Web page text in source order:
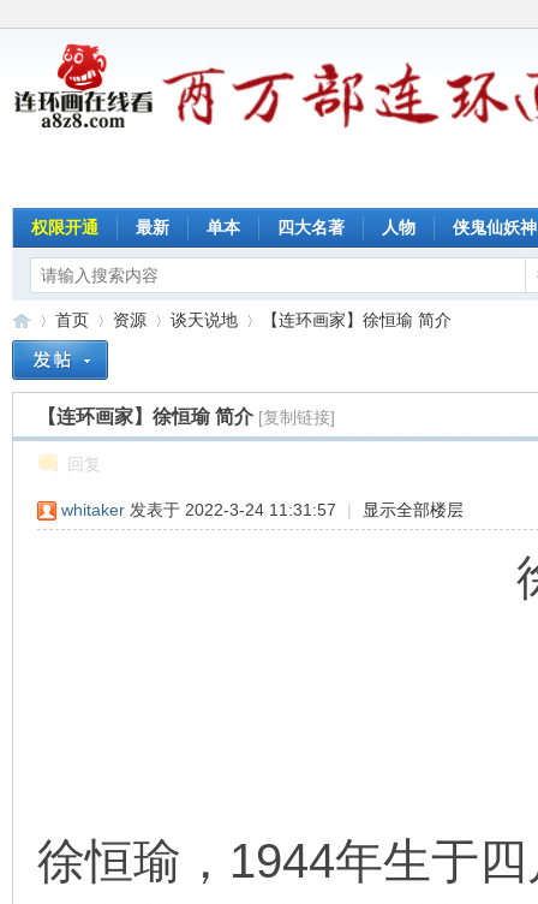
权限开通 最新 单本 四大名著 人物 侠鬼仙妖神
首页
›
资源 谈天说地
›
【连环画家】徐恒瑜 简介
【连环画家】徐恒瑜 简介 [复制链接]
回复
whitaker 发表于 2022-3-24 11:31:57 | 显示全部楼层
徐恒瑜，1944年生于